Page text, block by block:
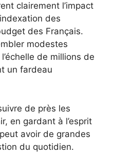
clairement l’impact
des
des Français.
modestes
de millions de
un fardeau
de près les
en gardant à l’esprit
avoir de grandes
du quotidien.